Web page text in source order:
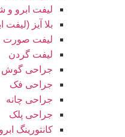
لیفت ابرو و
بلا آیز (لیفت
لیفت صورت
لیفت گردن
جراحی گوش
جراحی فک
جراحی چانه
جراحی پلک
کانتورینگ ابرو